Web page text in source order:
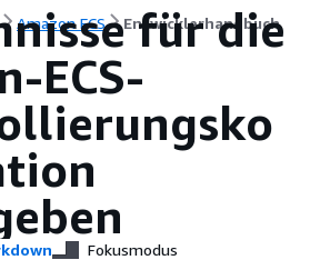
Amazon ECS Entwicklerhandbuch
für die
ECS-
Fokusmodus